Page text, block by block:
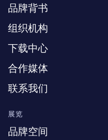
品牌背书
组织机构
下载中心
合作媒体
联系我们
展览
品牌空间